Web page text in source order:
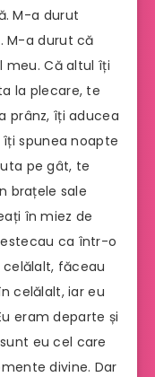
M-a durut
M-a durut că
meu. Că altul îți
la plecare, te
prânz, îți aducea
spunea noapte
pe gât, te
brațele sale
în miez de
ca într-o
făceau
celălalt, iar eu
eram departe și
eu cel care
divine. Dar